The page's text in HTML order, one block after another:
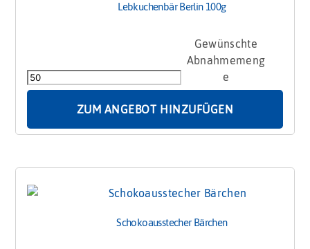
Lebkuchenbär Berlin 100g
100g
Menge
ZUM ANGEBOT HINZUFÜGEN
Schokoausstecher Bärchen